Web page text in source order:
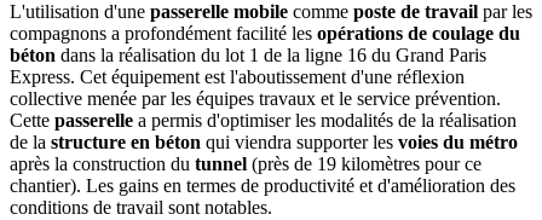
L'utilisation d'une passerelle mobile comme poste de travail par les
compagnons a profondément facilité les opérations de coulage du
béton dans la réalisation du lot 1 de la ligne 16 du Grand Paris
Express. Cet équipement est l'aboutissement d'une réflexion
collective menée par les équipes travaux et le service prévention.
Cette passerelle a permis d'optimiser les modalités de la réalisation
de la structure en béton qui viendra supporter les voies du métro
après la construction du tunnel (près de 19 kilomètres pour ce
chantier). Les gains en termes de productivité et d'amélioration des
conditions de travail sont notables.